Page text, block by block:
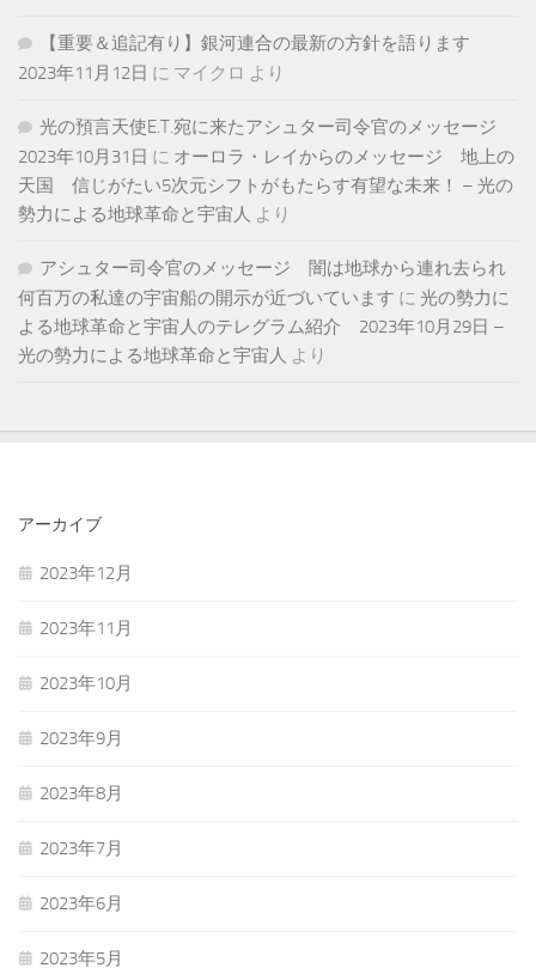
【重要＆追記有り】銀河連合の最新の方針を語ります
2023年11月12日 に マイクロ より
光の預言天使E.T.宛に来たアシュター司令官のメッセージ
2023年10月31日 に オーロラ・レイからのメッセージ 地上の
天国 信じがたい5次元シフトがもたらす有望な未来！ – 光の
勢力による地球革命と宇宙人 より
アシュター司令官のメッセージ 闇は地球から連れ去られ
何百万の私達の宇宙船の開示が近づいています に 光の勢力に
よる地球革命と宇宙人のテレグラム紹介 2023年10月29日 –
光の勢力による地球革命と宇宙人 より
アーカイブ
2023年12月
2023年11月
2023年10月
2023年9月
2023年8月
2023年7月
2023年6月
2023年5月